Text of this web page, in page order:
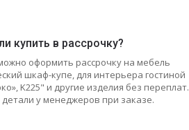
купить в рассрочку?
оформить рассрочку на мебель
шкаф-купе, для интерьера гостиной
K225" и другие изделия без переплат.
у менеджеров при заказе.